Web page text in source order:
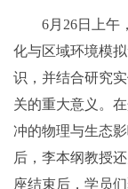
6月26日上午
化与区域环境模
识，并结合研究
关的重大意义。
冲的物理与生态
后，李本纲教授
座结束后，学员